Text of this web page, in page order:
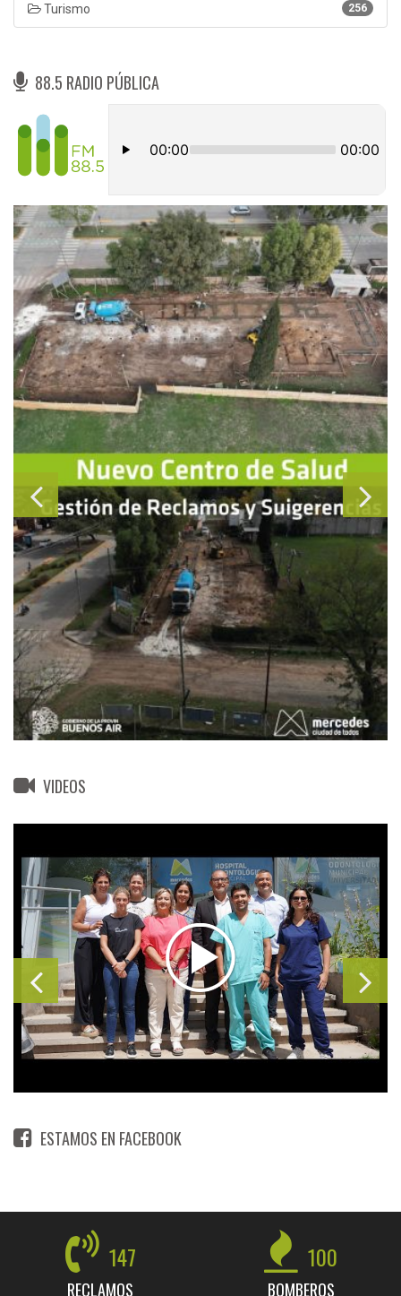
256
Turismo
88.5 RADIO PÚBLICA
VIDEOS
ESTAMOS EN FACEBOOK
147
RECLAMOS
100
BOMBEROS